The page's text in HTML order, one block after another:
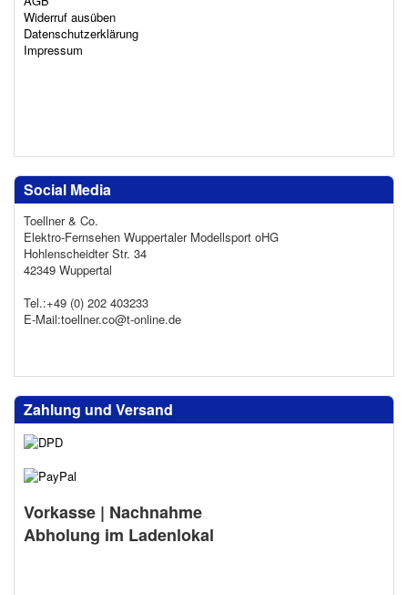
Widerruf ausüben
Datenschutzerklärung
Impressum
Social Media
Toellner & Co.
Elektro-Fernsehen Wuppertaler Modellsport oHG
Hohlenscheidter Str. 34
42349 Wuppertal
Tel.:+49 (0) 202 403233
E-Mail:toellner.co@t-online.de
Zahlung und Versand
Vorkasse | Nachnahme
Abholung im Ladenlokal